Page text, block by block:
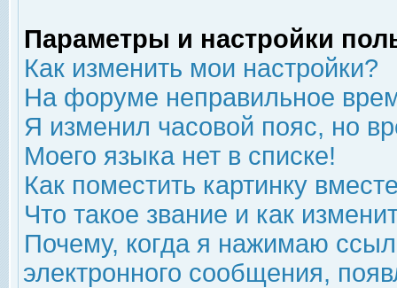
Параметры и настройки
Как изменить мои настройки?
На форуме неправильное
Я изменил часовой пояс, но
Моего языка нет в списке!
Как поместить картинку
Что такое звание и как
Почему, когда я нажимаю
электронного сообщения,